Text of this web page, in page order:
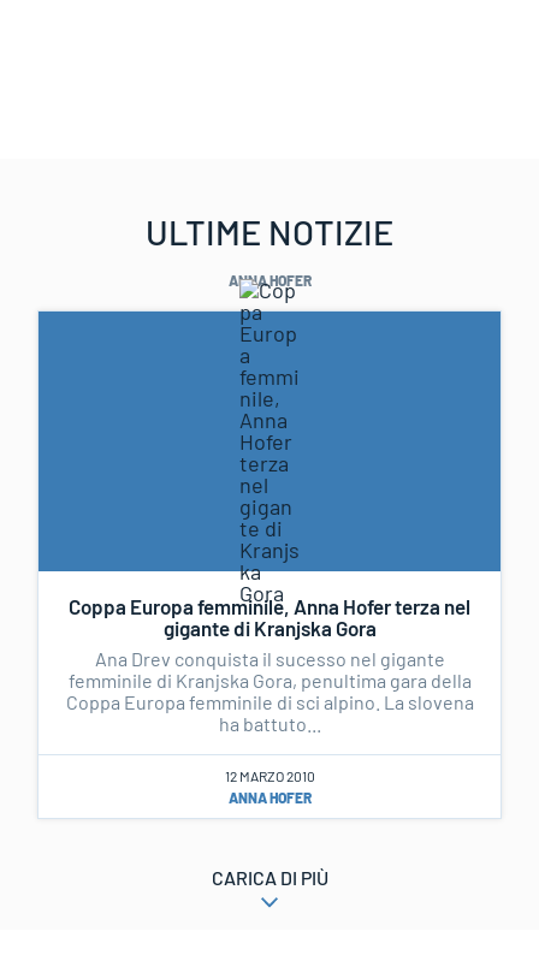
ULTIME NOTIZIE
ANNA HOFER
Coppa Europa femminile, Anna Hofer terza nel
gigante di Kranjska Gora
Ana Drev conquista il sucesso nel gigante
femminile di Kranjska Gora, penultima gara della
Coppa Europa femminile di sci alpino. La slovena
ha battuto...
12 MARZO 2010
ANNA HOFER
CARICA DI PIÙ